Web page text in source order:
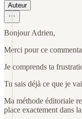
Auteur
Bonjour Adrien,
Merci pour ce
Je comprends ta
Tu sais déjà ce que je
Ma méthode éditoriale
place exactement dans